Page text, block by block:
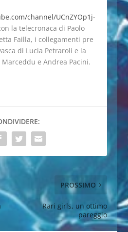
channel/UCnZYOp1j-
la telecronaca di Paolo
Failla, i collegamenti pre
di Lucia Petraroli e la
e Andrea Pacini.
PROSSIMO
Rari girls, un ottimo
pareggio